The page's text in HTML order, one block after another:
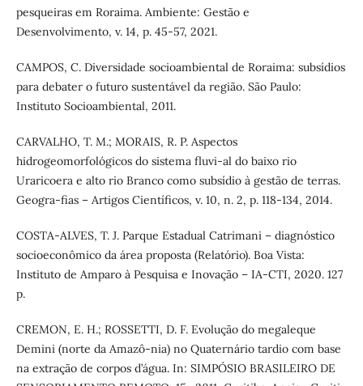
pesqueiras em Roraima. Ambiente: Gestão e
Desenvolvimento, v. 14, p. 45-57, 2021.
CAMPOS, C. Diversidade socioambiental de Roraima: subsídios
para debater o futuro sustentável da região. São Paulo:
Instituto Socioambiental, 2011.
CARVALHO, T. M.; MORAIS, R. P. Aspectos
hidrogeomorfológicos do sistema fluvi-al do baixo rio
Uraricoera e alto rio Branco como subsídio à gestão de terras.
Geogra-fias – Artigos Científicos, v. 10, n. 2, p. 118-134, 2014.
COSTA-ALVES, T. J. Parque Estadual Catrimani – diagnóstico
socioeconômico da área proposta (Relatório). Boa Vista:
Instituto de Amparo à Pesquisa e Inovação – IA-CTI, 2020. 127
p.
CREMON, E. H.; ROSSETTI, D. F. Evolução do megaleque
Demini (norte da Amazô-nia) no Quaternário tardio com base
na extração de corpos d’água. In: SIMPÓSIO BRASILEIRO DE